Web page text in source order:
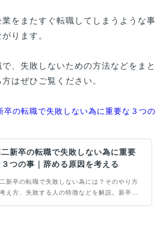
をまたすぐ転職してしまうような事
ります。
、失敗しないための方法などをまと
はぜひご覧ください。
卒の転職で失敗しない為に重要な３つの
新卒の転職で失敗しない為に重要
つの事｜辞める原因を考える
新卒の転職で失敗しない為には？そのやり方
え方、失敗する人の特徴などを解説。新卒で